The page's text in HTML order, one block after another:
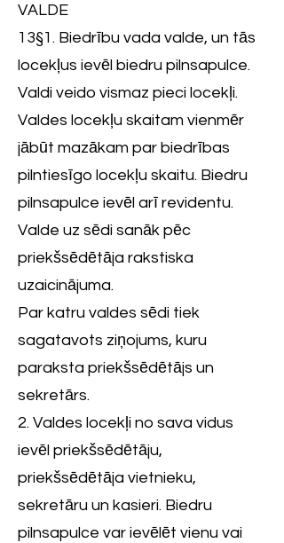
VALDE
13§1. Biedrību vada valde, un tās
locekļus ievēl biedru pilnsapulce.
Valdi veido vismaz pieci locekļi.
Valdes locekļu skaitam vienmēr
jābūt mazākam par biedrības
pilntiesīgo locekļu skaitu. Biedru
pilnsapulce ievēl arī revidentu.
Valde uz sēdi sanāk pēc
priekšsēdētāja rakstiska
uzaicinājuma.
Par katru valdes sēdi tiek
sagatavots ziņojums, kuru
paraksta priekšsēdētājs un
sekretārs.
2. Valdes locekļi no sava vidus
ievēl priekšsēdētāju,
priekšsēdētāja vietnieku,
sekretāru un kasieri. Biedru
pilnsapulce var ievēlēt vienu vai